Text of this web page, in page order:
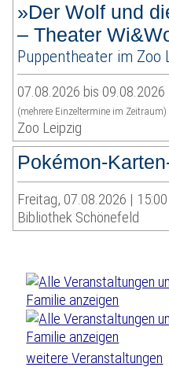
»Der Wolf und
– Theater
Puppentheater im Zoo
07.08.2026 bis 09.08.2026
(mehrere Einzeltermine im Zeitraum)
Zoo Leipzig
Pokémon-
Freitag, 07.08.2026 |
Bibliothek Schönefeld
weitere Veranstaltungen